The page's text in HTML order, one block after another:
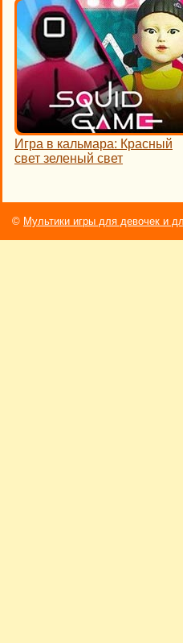
Игра в кальмара: Красный
свет зеленый свет
© Мультики игры для девочек и